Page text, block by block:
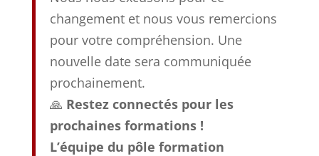
changement et nous vous remercions
pour votre compréhension. Une
nouvelle date sera communiquée
prochainement.
🙏 Restez connectés pour les
prochaines formations !
L’équipe du pôle formation